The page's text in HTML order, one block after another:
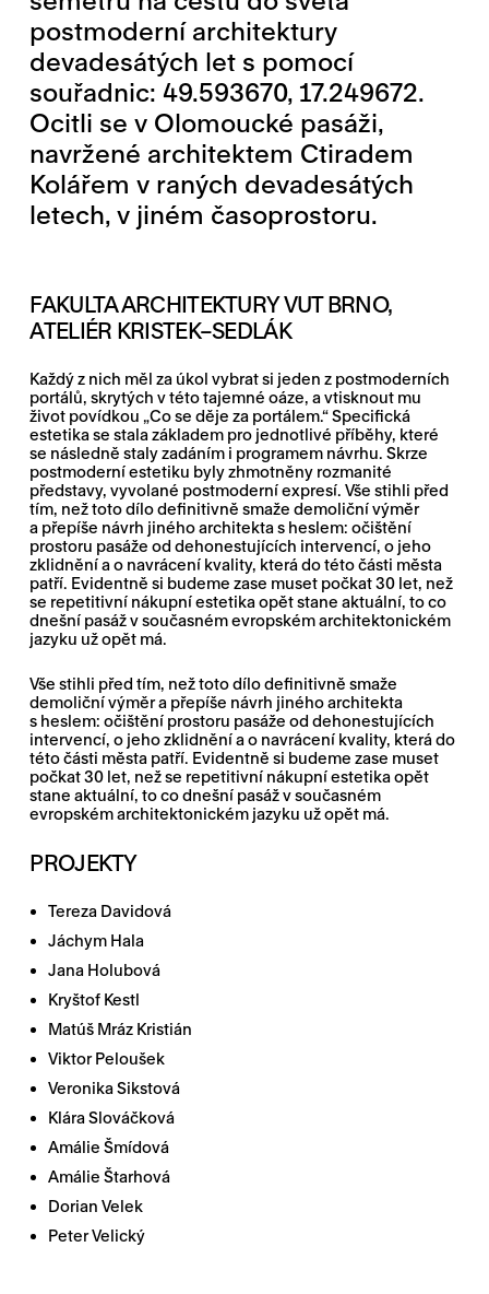
postmoderní architektury
devadesátých let s pomocí
souřadnic: 49.593670, 17.249672.
Ocitli se v Olomoucké pasáži,
navržené architektem Ctiradem
Kolářem v raných devadesátých
letech, v jiném časoprostoru.
FAKULTA ARCHITEKTURY VUT BRNO,
ATELIÉR KRISTEK–SEDLÁK
Každý z nich měl za úkol vybrat si jeden z postmoderních
portálů, skrytých v této tajemné oáze, a vtisknout mu
život povídkou „Co se děje za portálem.“ Specifická
estetika se stala základem pro jednotlivé příběhy, které
se následně staly zadáním i programem návrhu. Skrze
postmoderní estetiku byly zhmotněny rozmanité
představy, vyvolané postmoderní expresí. Vše stihli před
tím, než toto dílo definitivně smaže demoliční výměr
a přepíše návrh jiného architekta s heslem: očištění
prostoru pasáže od dehonestujících intervencí, o jeho
zklidnění a o navrácení kvality, která do této části města
patří. Evidentně si budeme zase muset počkat 30 let, než
se repetitivní nákupní estetika opět stane aktuální, to co
dnešní pasáž v současném evropském architektonickém
jazyku už opět má.
Vše stihli před tím, než toto dílo definitivně smaže
demoliční výměr a přepíše návrh jiného architekta
s heslem: očištění prostoru pasáže od dehonestujících
intervencí, o jeho zklidnění a o navrácení kvality, která do
této části města patří. Evidentně si budeme zase muset
počkat 30 let, než se repetitivní nákupní estetika opět
stane aktuální, to co dnešní pasáž v současném
evropském architektonickém jazyku už opět má.
PROJEKTY
Tereza Davidová
Jáchym Hala
Jana Holubová
Kryštof Kestl
Matúš Mráz Kristián
Viktor Peloušek
Veronika Sikstová
Klára Slováčková
Amálie Šmídová
Amálie Štarhová
Dorian Velek
Peter Velický